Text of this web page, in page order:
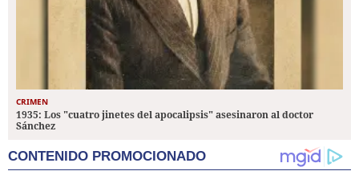
CRIMEN
1935: Los "cuatro jinetes del apocalipsis" asesinaron al doctor
Sánchez
CONTENIDO PROMOCIONADO